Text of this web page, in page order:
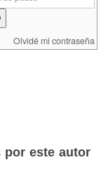
por este autor
Olvidé mi contraseña